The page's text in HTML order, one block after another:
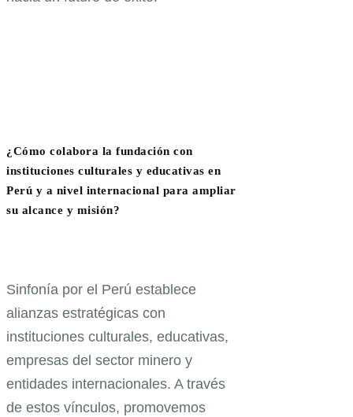
¿Cómo colabora la fundación con
instituciones culturales y educativas en
Perú y a nivel internacional para ampliar
su alcance y misión?
Sinfonía por el Perú establece
alianzas estratégicas con
instituciones culturales, educativas,
empresas del sector minero y
entidades internacionales. A través
de estos vínculos, promovemos